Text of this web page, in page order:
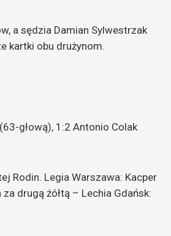
a sędzia Damian Sylwestrzak
kartki obu drużynom.
głową), 1:2 Antonio Colak
Rodin. Legia Warszawa: Kacper
drugą żółtą – Lechia Gdańsk: